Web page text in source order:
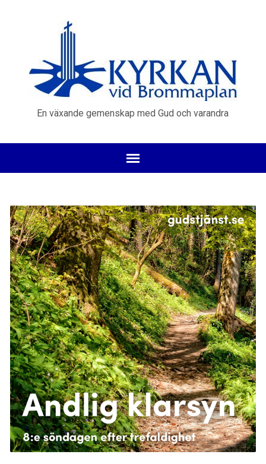
En växande gemenskap med Gud och varandra